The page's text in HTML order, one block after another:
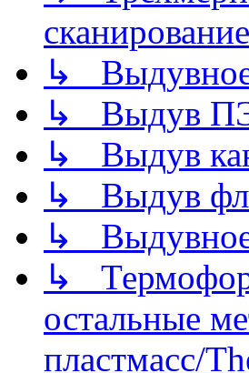
↳ Выдувное
↳ Выдув
↳ Выдув
↳ Выдув
↳ Выдувное
↳
остальные
пластмасс/